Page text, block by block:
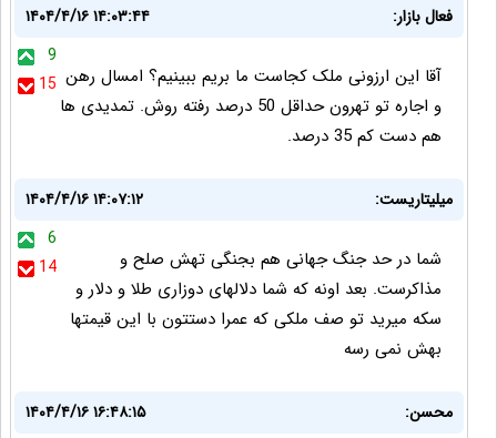
فعال بازار:
۱۴۰۴/۴/۱۶ ۱۴:۰۳:۴۴
9
15 آقا این ارزونی ملک کجاست ما بریم ببینیم؟ امسال رهن
و اجاره تو تهرون حداقل 50 درصد رفته روش. تمدیدی ها
هم دست کم 35 درصد.
میلیتاریست:
۱۴۰۴/۴/۱۶ ۱۴:۰۷:۱۲
6
14
شما در حد جنگ جهانی هم بجنگی تهش صلح و
مذاکرست. بعد اونه که شما دلالهای دوزاری طلا و دلار و
سکه میرید تو صف ملکی که عمرا دستتون با این قیمتها
بهش نمی رسه
محسن:
۱۴۰۴/۴/۱۶ ۱۶:۴۸:۱۵